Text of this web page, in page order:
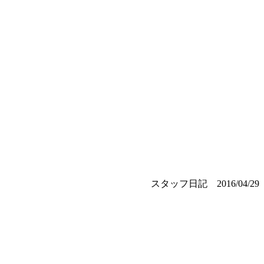
スタッフ日記 2016/04/29